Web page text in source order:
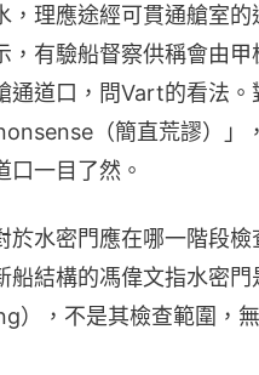
，理應途經可貫通艙室
，有驗船督察供稱會由
通道口，問Vart的看法
nonsense（簡直荒謬）」
口一目了然。
於水密門應在哪一階段檢
船結構的馮偉文指水密門
），不是其檢查範圍，